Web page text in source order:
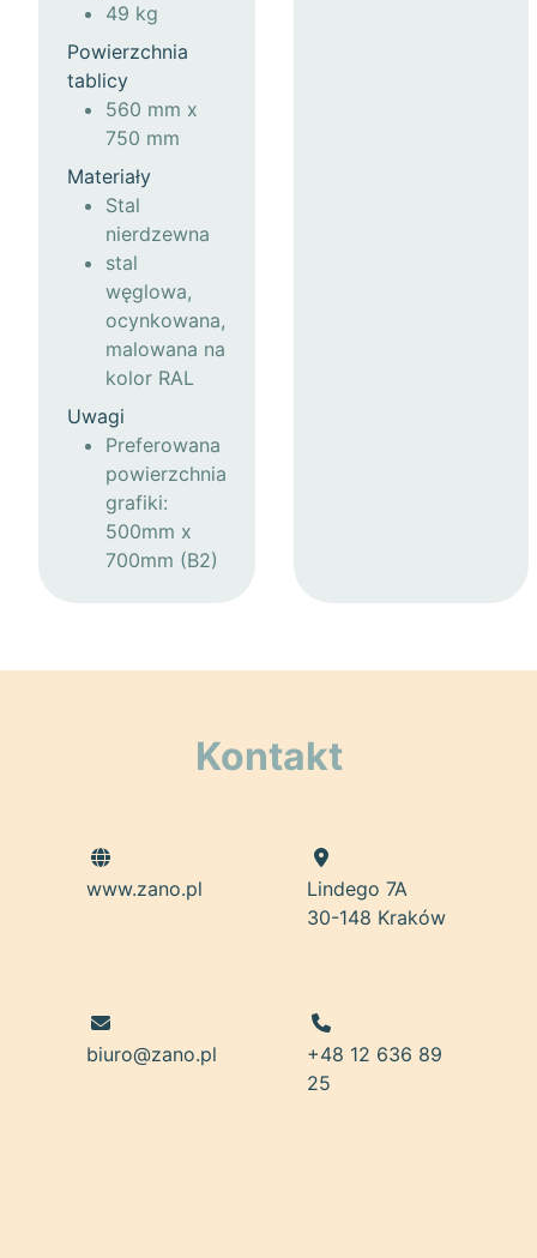
49 kg
Powierzchnia
tablicy
560 mm x
750 mm
Materiały
Stal
nierdzewna
stal
węglowa,
ocynkowana,
malowana na
kolor RAL
Uwagi
Preferowana
powierzchnia
grafiki:
500mm x
700mm (B2)
Kontakt
www.zano.pl
Lindego 7A
30-148 Kraków
biuro@zano.pl
+48 12 636 89
25